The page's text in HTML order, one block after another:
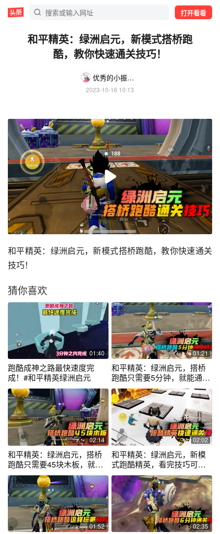
打开看看
和平精英：绿洲启元，新模式搭桥跑
酷，教你快速通关技巧！
优秀的小振「小珍珠俱乐部」
2023-10-16 10:13
和平精英：绿洲启元，新模式搭桥跑酷，教你快速通关
技巧！
猜你喜欢
01:40
跑酷成神之路最快速度完
成！#和平精英绿洲启元
01:21
和平精英：绿洲启元，搭桥
跑酷只需要5分钟，就能通关
的路线！
02:14
和平精英：绿洲启元，搭桥
跑酷只需要45块木板，就能
通关了！
02:02
和平精英：绿洲启元，新模
式跑酷精英，看完技巧可以
快速通关！
01:52 02:35